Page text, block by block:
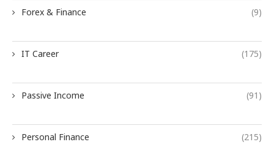
Forex & Finance (9)
IT Career (175)
Passive Income (91)
Personal Finance (215)